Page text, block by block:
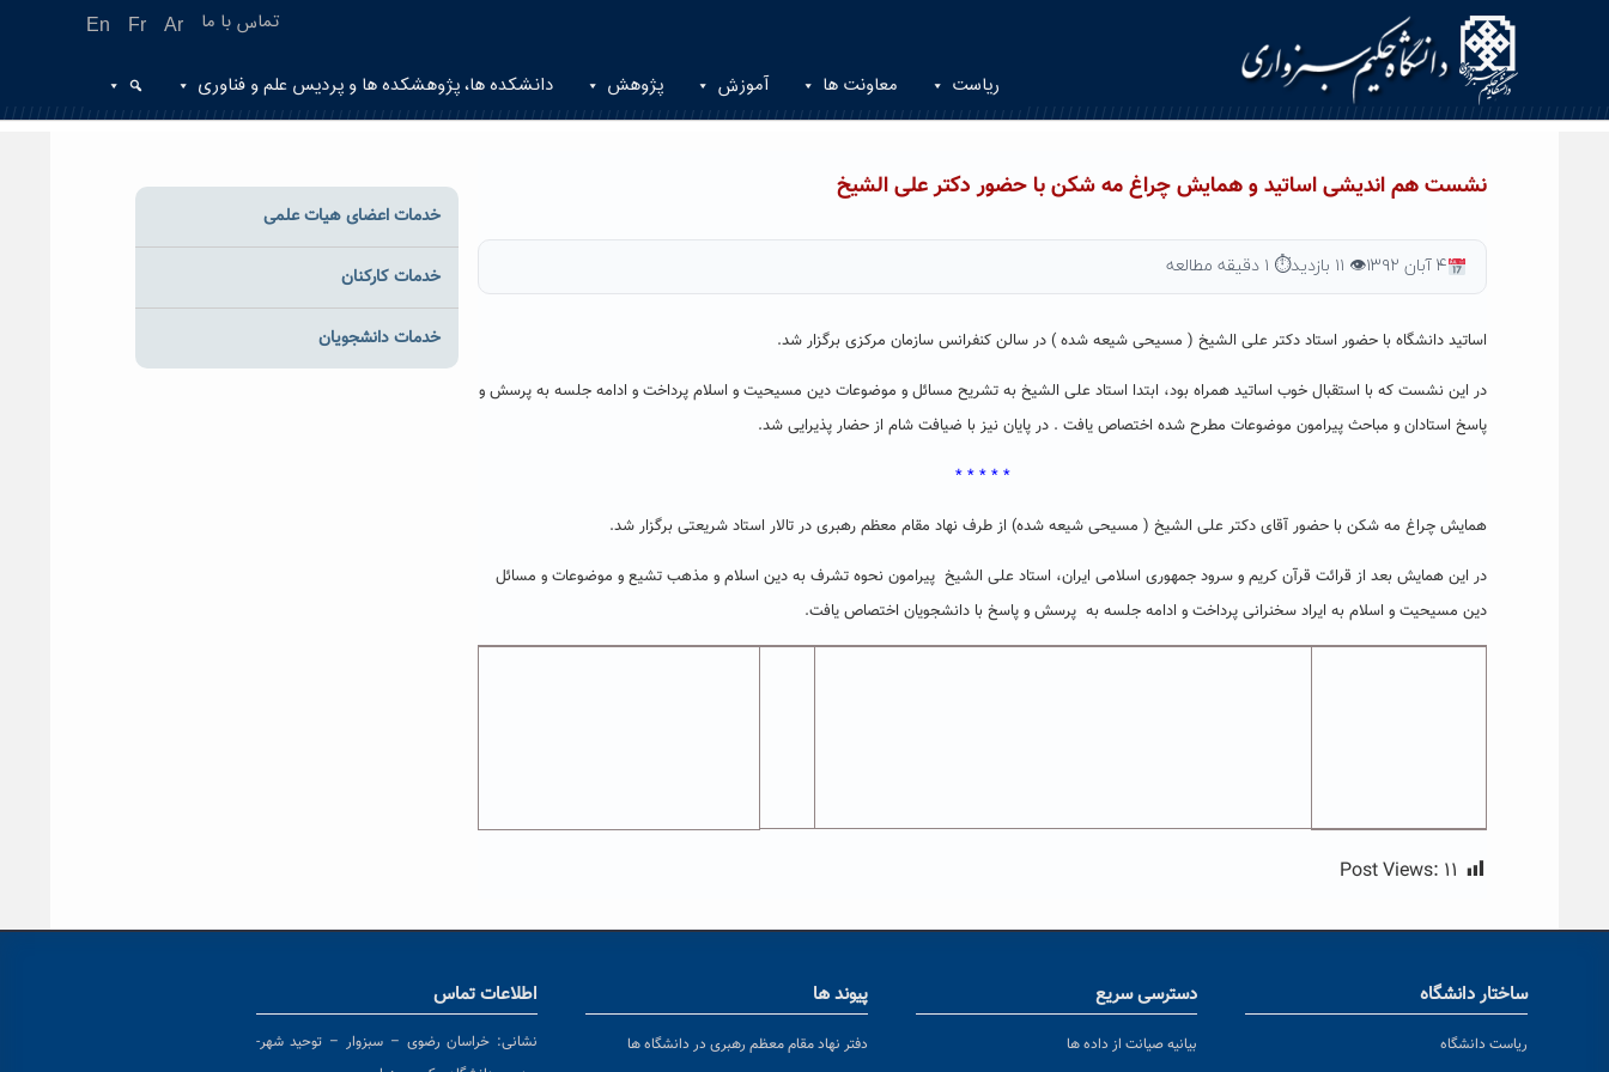
En Fr Ar تماس با ما
ریاست معاونت ها آموزش پژوهش دانشکده ها، پژوهشکده ها و پردیس علم و فناوری
نشست هم اندیشی اساتید و همایش چراغ مه شکن با حضور دکتر علی الشیخ
۴ آبان ۱۳۹۲ 👁 ۱۱ بازدید ⏱ ۱ دقیقه مطالعه
اساتید دانشگاه با حضور استاد دکتر علی الشیخ ( مسیحی شیعه شده ) در سالن کنفرانس سازمان مرکزی برگزار شد.
در این نشست که با استقبال خوب اساتید همراه بود، ابتدا استاد علی الشیخ به تشریح مسائل و موضوعات دین مسیحیت و اسلام پرداخت و ادامه جلسه به پرسش و
پاسخ استادان و مباحث پیرامون موضوعات مطرح شده اختصاص یافت . در پایان نیز با ضیافت شام از حضار پذیرایی شد.
* * * * *
همایش چراغ مه شکن با حضور آقای دکتر علی الشیخ ( مسیحی شیعه شده) از طرف نهاد مقام معظم رهبری در تالار استاد شریعتی برگزار شد.
در این همایش بعد از قرائت قرآن کریم و سرود جمهوری اسلامی ایران، استاد علی الشیخ پیرامون نحوه تشرف به دین اسلام و مذهب تشیع و موضوعات و مسائل
دین مسیحیت و اسلام به ایراد سخنرانی پرداخت و ادامه جلسه به پرسش و پاسخ با دانشجویان اختصاص یافت.
Post Views: ۱۱
خدمات اعضای هیات علمی
خدمات کارکنان
خدمات دانشجویان
ساختار دانشگاه
ریاست دانشگاه
دسترسی سریع
بیانیه صیانت از داده ها
پیوند ها
دفتر نهاد مقام معظم رهبری در دانشگاه ها
اطلاعات تماس
نشانی: خراسان رضوی – سبزوار – توحید شهر-